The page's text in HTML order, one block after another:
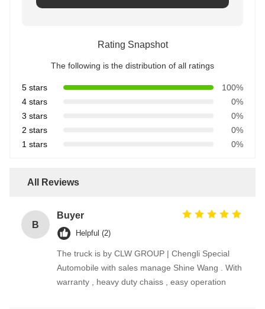
Rating Snapshot
The following is the distribution of all ratings
5 stars
100%
4 stars
0%
3 stars
0%
2 stars
0%
1 stars
0%
All Reviews
B
Buyer
Helpful (2)
The truck is by CLW GROUP | Chengli Special
Automobile with sales manage Shine Wang . With
warranty , heavy duty chaiss , easy operation